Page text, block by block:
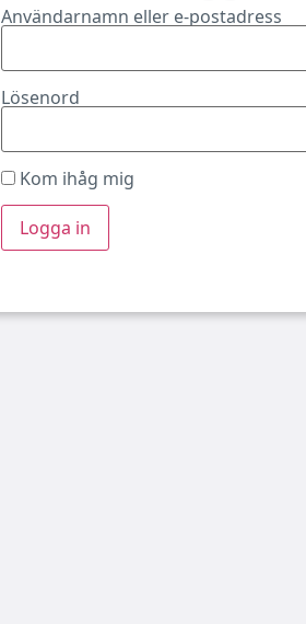
Användarnamn eller e-postadress
Lösenord
Kom ihåg mig